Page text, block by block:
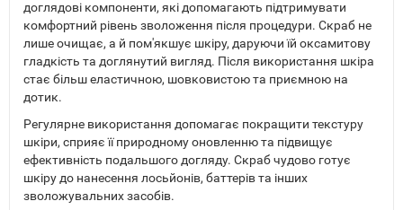
доглядові компоненти, які допомагають підтримувати
комфортний рівень зволоження після процедури. Скраб не
лише очищає, а й пом'якшує шкіру, даруючи їй оксамитову
гладкість та доглянутий вигляд. Після використання шкіра
стає більш еластичною, шовковистою та приємною на
дотик.
Регулярне використання допомагає покращити текстуру
шкіри, сприяє її природному оновленню та підвищує
ефективність подальшого догляду. Скраб чудово готує
шкіру до нанесення лосьйонів, баттерів та інших
зволожувальних засобів.